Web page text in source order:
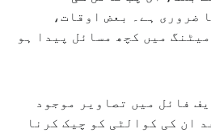
ضروری ہے۔ بعض اوقات،
میں کچھ مسائل پیدا ہو
فائل میں تصاویر موجود
ان کی کوالٹی کو چیک کرنا